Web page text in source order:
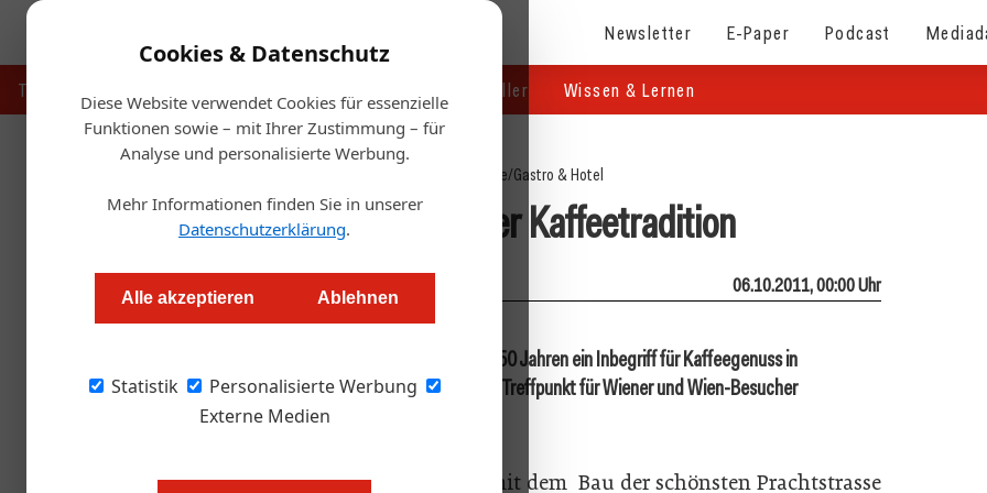
Cookies & Datenschutz
Diese Website verwendet Cookies für essenzielle
Funktionen sowie – mit Ihrer Zustimmung – für
Analyse und personalisierte Werbung.
Mehr Informationen finden Sie in unserer
Datenschutzerklärung.
Alle akzeptieren Ablehnen
Statistik
Personalisierte Werbung
Externe Medien
Newsletter E-Paper Podcast
Touristik Handel & Hersteller Wissen & Lernen
Startseite/Gastro & Hotel
Heimat Wiener Kaffeetradition
Redaktion.OEGZ 06.10.2011, 00:00 Uhr
Wien. Das Café Schwarzenberg seit nunmehr 150 Jahren ein Inbegriff für Kaffeegenuss in
unvergleichlicher Atmosphäre gilt als beliebter Treffpunkt für Wiener und Wien-Besucher
gleichermaßen
Anno 1861 war man gerade heftig mit dem Bau der schönsten Prachtstrasse